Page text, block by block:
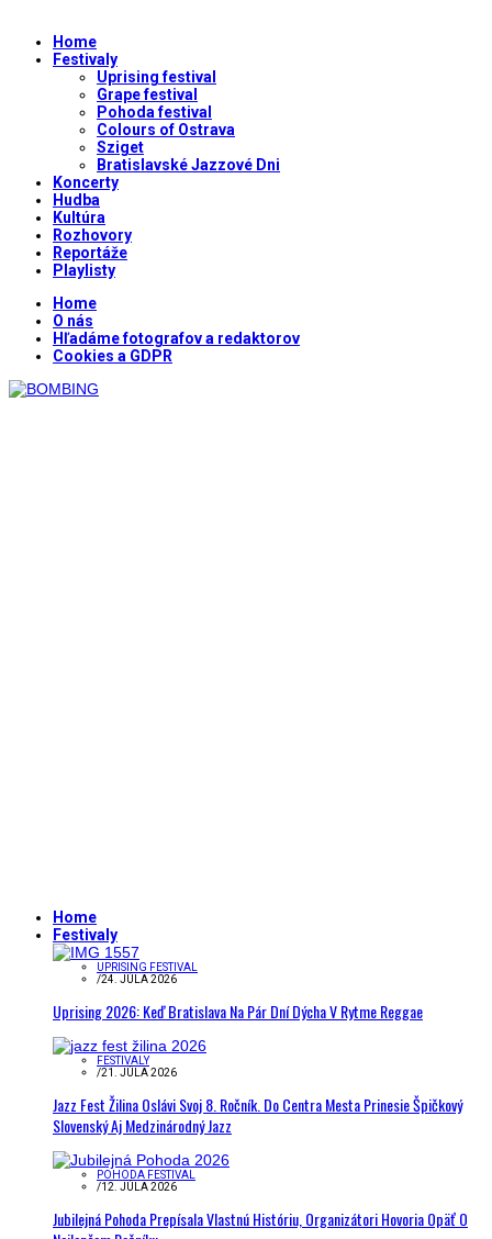
Home
Festivaly
Uprising festival
Grape festival
Pohoda festival
Colours of Ostrava
Sziget
Bratislavské Jazzové Dni
Koncerty
Hudba
Kultúra
Rozhovory
Reportáže
Playlisty
Home
O nás
Hľadáme fotografov a redaktorov
Cookies a GDPR
Home
Festivaly
UPRISING FESTIVAL
/24. JÚLA 2026
Uprising 2026: Keď Bratislava Na Pár Dní Dýcha V Rytme Reggae
FESTIVALY
/21. JÚLA 2026
Jazz Fest Žilina Oslávi Svoj 8. Ročník. Do Centra Mesta Prinesie Špičkový
Slovenský Aj Medzinárodný Jazz
POHODA FESTIVAL
/12. JÚLA 2026
Jubilejná Pohoda Prepísala Vlastnú Históriu, Organizátori Hovoria Opäť O